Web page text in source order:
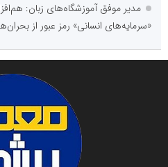
مدیر موفق آموزشگاه‌های زبان:
«سرمایه‌های انسانی» رمز عبور از